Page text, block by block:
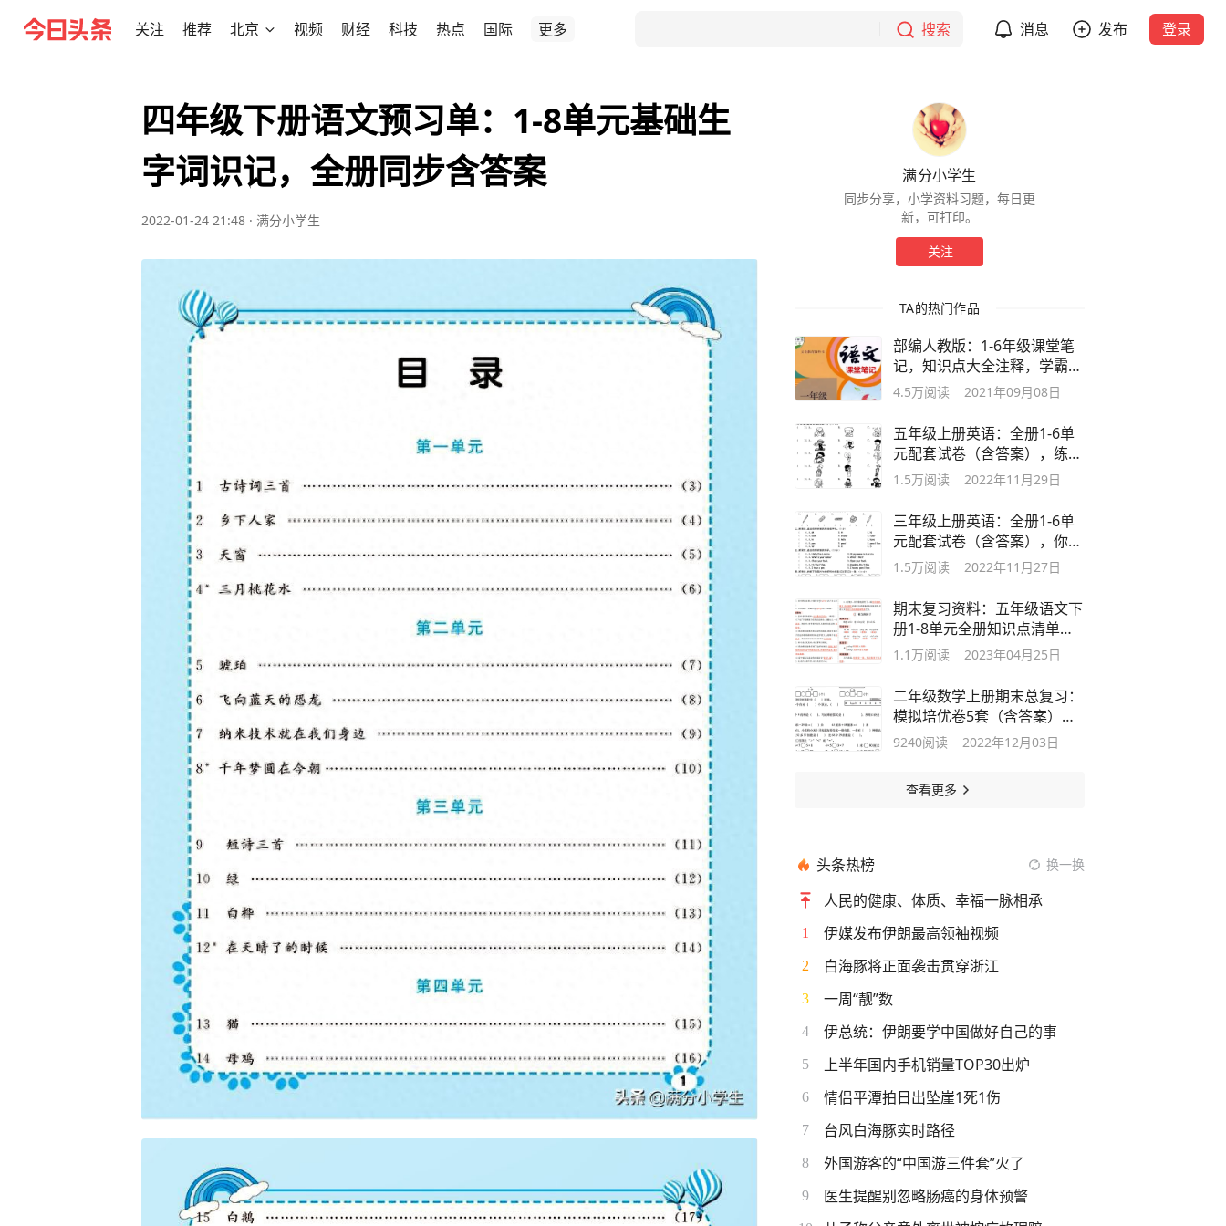
关注 推荐 北京 视频 财经 科技 热点 国际 更多 搜索 消息 发布 登录
四年级下册语文预习单：1-8单元基础生
字词识记，全册同步含答案
2022-01-24 21:48 · 满分小学生
满分小学生
同步分享，小学资料习题，每日更
新，可打印。
关注
TA的热门作品
部编人教版：1-6年级课堂笔
记，知识点大全注释，学霸笔
记晒起来
4.5万阅读 2021年09月08日
五年级上册英语：全册1-6单
元配套试卷（含答案），练习
参考
1.5万阅读 2022年11月29日
三年级上册英语：全册1-6单
元配套试卷（含答案），你学
会多少
1.5万阅读 2022年11月27日
期末复习资料：五年级语文下
册1-8单元全册知识点清单，
考点总结
1.1万阅读 2023年04月25日
二年级数学上册期末总复习：
模拟培优卷5套（含答案），
偏基础
9240阅读 2022年12月03日
查看更多
头条热榜 换一换
人民的健康、体质、幸福一脉相承
1 伊媒发布伊朗最高领袖视频
2 白海豚将正面袭击贯穿浙江
3 一周“靓”数
4 伊总统：伊朗要学中国做好自己的事
5 上半年国内手机销量TOP30出炉
6 情侣平潭拍日出坠崖1死1伤
7 台风白海豚实时路径
8 外国游客的“中国游三件套”火了
9 医生提醒别忽略肠癌的身体预警